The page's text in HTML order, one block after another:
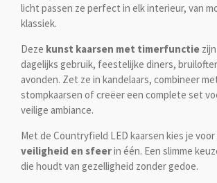
licht passen ze perfect in elk interieur, van
klassiek.
Deze kunst kaarsen met timerfunctie
dagelijks gebruik, feestelijke diners,
avonden. Zet ze in kandelaars, combineer
stompkaarsen of creëer een complete set
veilige ambiance.
Met de Countryfield LED kaarsen kies je voor
veiligheid en sfeerin één. Een slimme
die houdt van gezelligheid zonder gedoe.